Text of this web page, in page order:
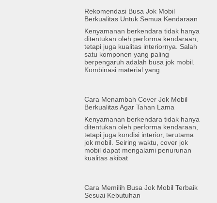
Rekomendasi Busa Jok Mobil
Berkualitas Untuk Semua Kendaraan
Kenyamanan berkendara tidak hanya
ditentukan oleh performa kendaraan,
tetapi juga kualitas interiornya. Salah
satu komponen yang paling
berpengaruh adalah busa jok mobil.
Kombinasi material yang
Cara Menambah Cover Jok Mobil
Berkualitas Agar Tahan Lama
Kenyamanan berkendara tidak hanya
ditentukan oleh performa kendaraan,
tetapi juga kondisi interior, terutama
jok mobil. Seiring waktu, cover jok
mobil dapat mengalami penurunan
kualitas akibat
Cara Memilih Busa Jok Mobil Terbaik
Sesuai Kebutuhan